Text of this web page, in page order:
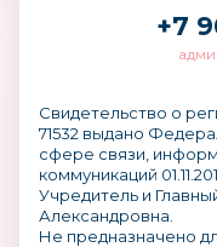
+7
Свидетельство о
71532 выдано
сфере связи,
коммуникаций
Учредитель и
Александровна.
Не предназначено